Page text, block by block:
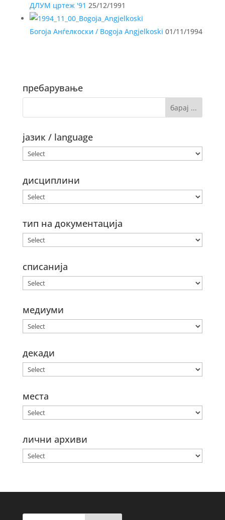
ДЛУМ цртеж '91 25/12/1991
Богоја Анѓелкоски / Bogoja Angjelkoski 01/11/1994
пребарување
јазик / language
дисциплини
тип на документација
списанија
медиуми
декади
места
лични архиви